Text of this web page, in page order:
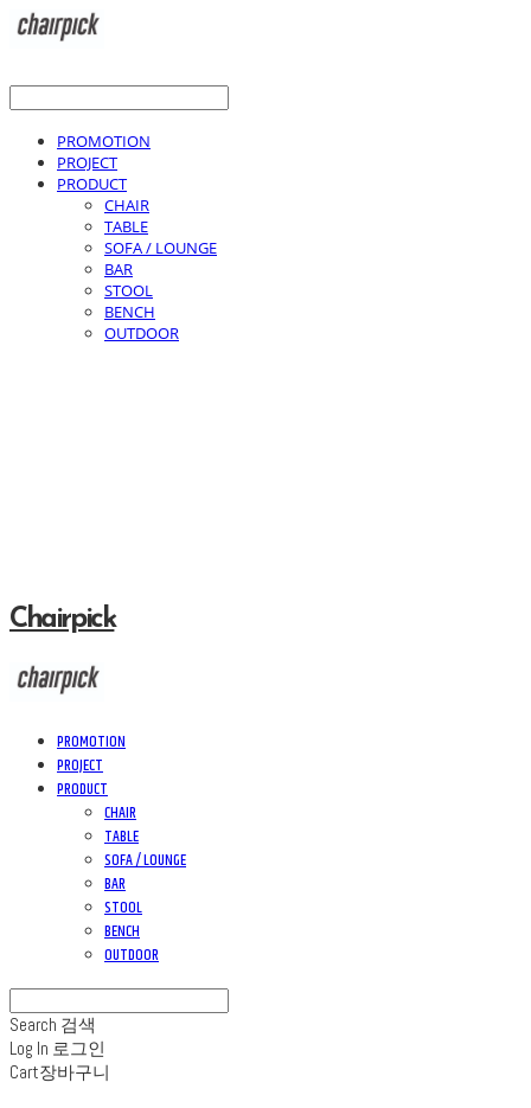
PROMOTION
PROJECT
PRODUCT
CHAIR
TABLE
SOFA / LOUNGE
BAR
STOOL
BENCH
OUTDOOR
Chairpick
PROMOTION
PROJECT
PRODUCT
CHAIR
TABLE
SOFA / LOUNGE
BAR
STOOL
BENCH
OUTDOOR
Search 검색
Log In 로그인
Cart장바구니